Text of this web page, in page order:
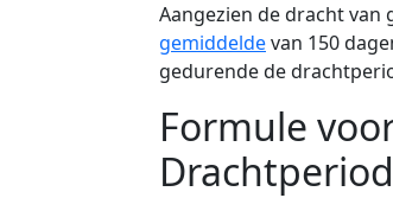
Aangezien de dracht van
gemiddeldevan 150
gedurende de
Formule